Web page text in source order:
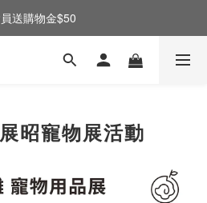
送購物金$50
昭寵物展活動